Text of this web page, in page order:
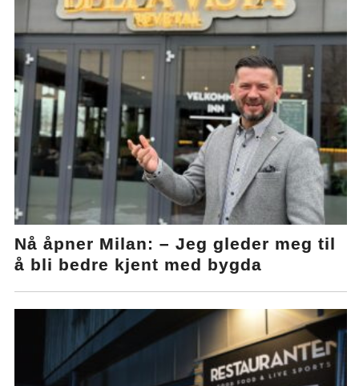
Nå åpner Milan: – Jeg gleder meg til
å bli bedre kjent med bygda